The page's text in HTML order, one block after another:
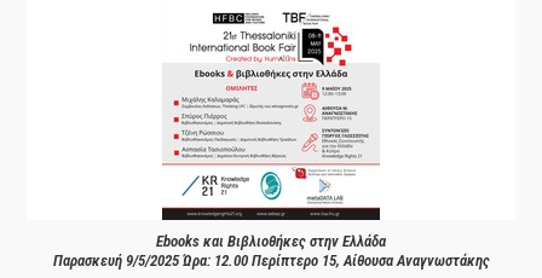
Ebooks και Βιβλιοθήκες στην Ελλάδα
Παρασκευή 9/5/2025 Ώρα: 12.00 Περίπτερο 15, Αίθουσα Αναγνωστάκης